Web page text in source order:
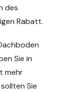
des
Rabatt.
Sie in
mehr
Sie